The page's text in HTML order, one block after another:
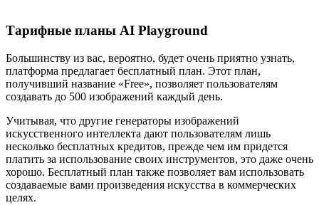
Тарифные планы AI Playground
Большинству из вас, вероятно, будет очень приятно узнать,
платформа предлагает бесплатный план. Этот план,
получивший название «Free», позволяет пользователям
создавать до 500 изображений каждый день.
Учитывая, что другие генераторы изображений
искусственного интеллекта дают пользователям лишь
несколько бесплатных кредитов, прежде чем им придется
платить за использование своих инструментов, это даже очень
хорошо. Бесплатный план также позволяет вам использовать
создаваемые вами произведения искусства в коммерческих
целях.